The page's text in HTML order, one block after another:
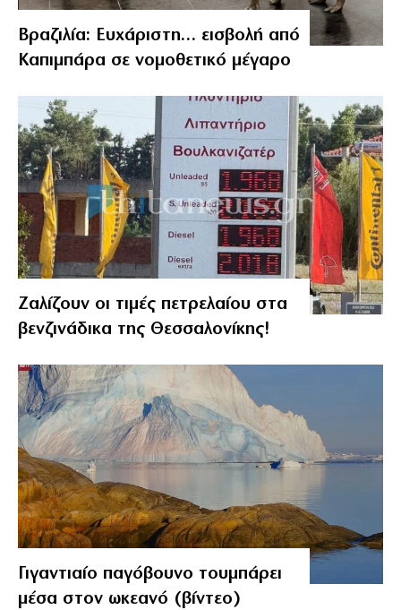
Βραζιλία: Ευχάριστη… εισβολή από
Καπιμπάρα σε νομοθετικό μέγαρο
Ζαλίζουν οι τιμές πετρελαίου στα
βενζινάδικα της Θεσσαλονίκης!
Γιγαντιαίο παγόβουνο τουμπάρει
μέσα στον ωκεανό (βίντεο)